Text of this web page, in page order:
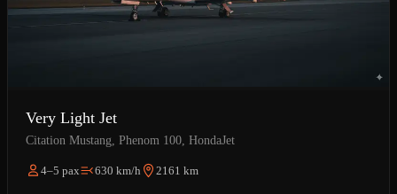
Very Light Jet
Citation Mustang, Phenom 100, HondaJet
4–5 pax 630 km/h 2161 km